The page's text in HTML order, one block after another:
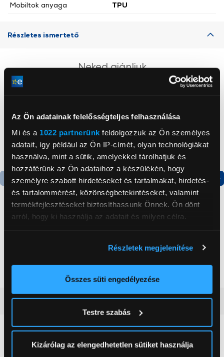
Az Ön adatainak felelősségteljes felhasználása
Mi és a 1022 partnerünk feldolgozzuk az Ön személyes
adatait, így például az Ön IP-címét, olyan technológiákat
használva, mint a sütik, amelyekkel tárolhatjuk és
hozzáférünk az Ön adataihoz a készülékén, hogy
személyre szabott hirdetéseket és tartalmakat, hirdetés-
és tartalommérést, közönségbetekintéseket, valamint
termékfejlesztéseket biztosíthassunk Önnek. Ön dönt
arról, hogy ki használja az adatait és milyen célra.
elhelyezkedéséről pár méteres pontossággal
Az Ön készülékén beazonosítása annak konkrét
módjairól és adja meg preferenciáit aRészletek
pontban. Bármikor módosíthatja vagy visszavonhatja a
Sütinyilatkozathoz való hozzájárulását.
Részletek megjelenítése
Összes süti engedélyezése
Testre szabás
Kizárólag az elengedhetetlen sütiket használja
Mobiltok anyaga
TPU
Részletes ismertető
Neked ajánljuk
Termék adatlap Termék adatlap
kombinált hűtőszekrény
Vásárlói vélemények(0)
0